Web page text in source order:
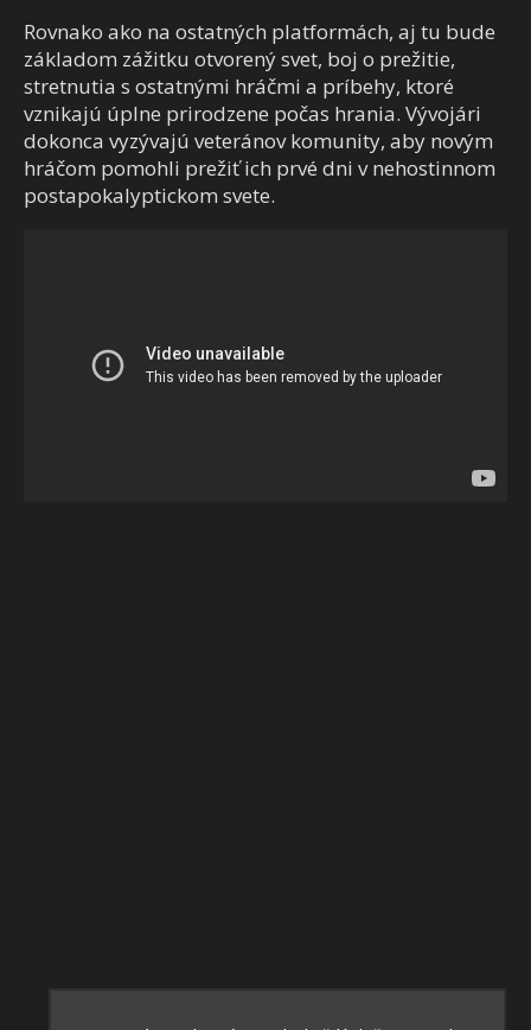
Rovnako ako na ostatných platformách, aj tu bude
základom zážitku otvorený svet, boj o prežitie,
stretnutia s ostatnými hráčmi a príbehy, ktoré
vznikajú úplne prirodzene počas hrania. Vývojári
dokonca vyzývajú veteránov komunity, aby novým
hráčom pomohli prežiť ich prvé dni v nehostinnom
postapokalyptickom svete.